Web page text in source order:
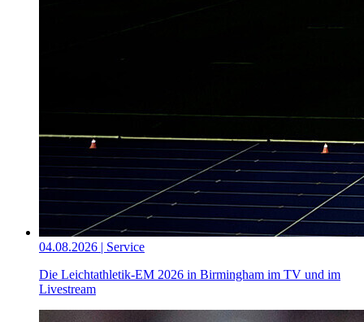
04.08.2026 | Service
Die Leichtathletik-EM 2026 in Birmingham im TV und im
Livestream